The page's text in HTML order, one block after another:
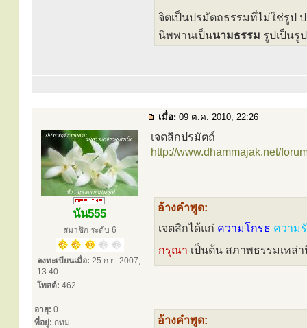
จิตเป็นปรมัตถธรรมที่ไม่ใช่รูป
นิพพานเป็นนามธรรม รูปเป็น
เมื่อ: 09 ต.ค. 2010, 22:26
นัน555
สมาชิก ระดับ 6
ลงทะเบียนเมื่อ: 25 ก.ย. 2007,
13:40
โพสต์: 462
อายุ: 0
ที่อยู่: กทม.
เจตสิกปรมัตถ์
http://www.dhammajak.net/
อ้างคำพูด:
เจตสิกได้แก่ ความโกรธ ความ
กรุณา เป็นต้น สภาพธรรมเหล่า
อ้างคำพูด: